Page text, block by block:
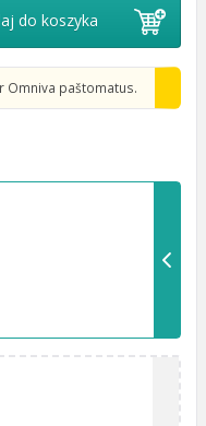
do koszyka
Omniva paštomatus.